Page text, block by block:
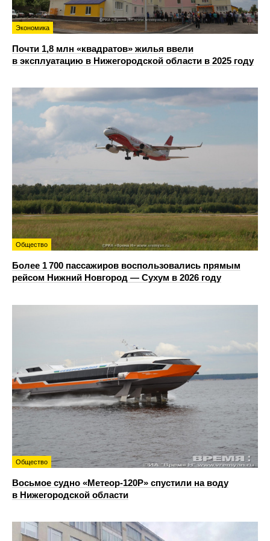
Экономика
Почти 1,8 млн «квадратов» жилья ввели
в эксплуатацию в Нижегородской области в 2025 году
Общество
Более 1 700 пассажиров воспользовались прямым
рейсом Нижний Новгород — Сухум в 2026 году
Общество
Восьмое судно «Метеор-120Р» спустили на воду
в Нижегородской области